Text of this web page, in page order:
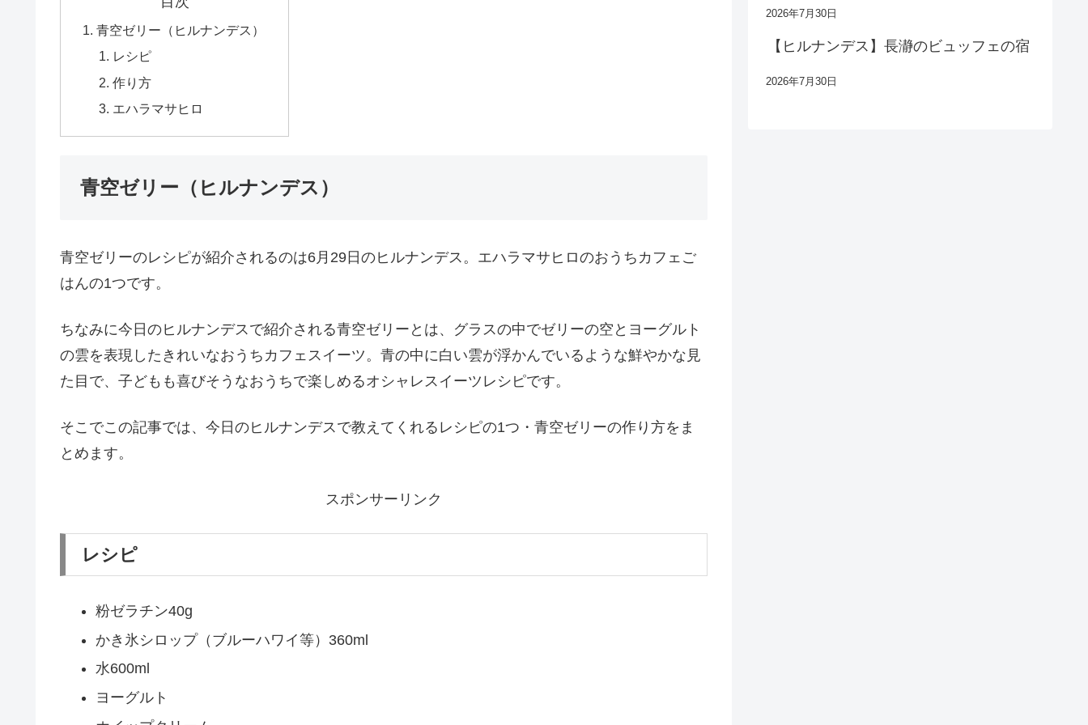
青空ゼリー（ヒルナンデス）
レシピ
作り方
エハラマサヒロ
青空ゼリー（ヒルナンデス）
青空ゼリーのレシピが紹介されるのは6月29日のヒルナンデス。エハラマサヒロのおうちカフェご
はんの1つです。
ちなみに今日のヒルナンデスで紹介される青空ゼリーとは、グラスの中でゼリーの空とヨーグルト
の雲を表現したきれいなおうちカフェスイーツ。青の中に白い雲が浮かんでいるような鮮やかな見
た目で、子どもも喜びそうなおうちで楽しめるオシャレスイーツレシピです。
そこでこの記事では、今日のヒルナンデスで教えてくれるレシピの1つ・青空ゼリーの作り方をま
とめます。
スポンサーリンク
レシピ
粉ゼラチン40g
かき氷シロップ（ブルーハワイ等）360ml
水600ml
ヨーグルト
2026年7月30日
【ヒルナンデス】長瀞のビュッフェの宿
2026年7月30日